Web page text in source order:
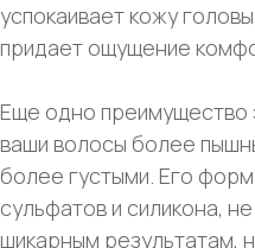
успокаивает кожу
придает ощущение
Еще одно преимущество
ваши волосы более
более густыми. Его
сульфатов и силикона,
шикарным результатам,